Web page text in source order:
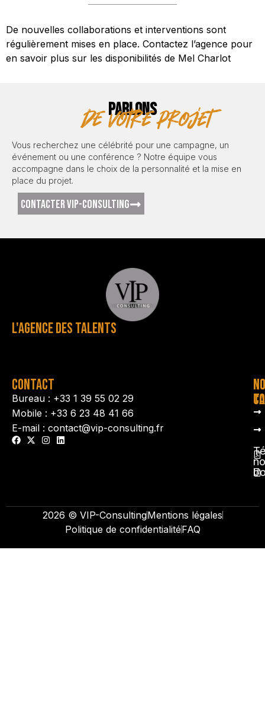
De nouvelles collaborations et interventions sont
régulièrement mises en place. Contactez l’agence pour
en savoir plus sur les disponibilités de Mel Charlot
PARLONS
de votre projet
Vous recherchez une célébrité pour une campagne, un
événement ou une conférence ? Notre équipe vous
accompagne dans le choix de la personnalité et la mise en
place du projet.
CONTACTER VIP-CONSULTING
L'AGENCE DES TALENTS
CONTACT
Bureau : +33 1 39 55 02 29
Mobile : +33 6 23 48 41 66
E-mail : contact@vip-consulting.fr
2026 © VIP-ConsultingMentions légales
Politique de confidentialitéFAQ